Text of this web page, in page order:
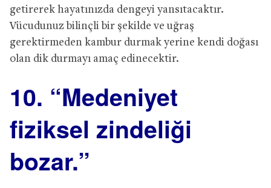
getirerek hayatınızda dengeyi yansıtacaktır.
Vücudunuz bilinçli bir şekilde ve uğraş
gerektirmeden kambur durmak yerine kendi doğası
olan dik durmayı amaç edinecektir.
10. “Medeniyet
fiziksel zindeliği
bozar.”